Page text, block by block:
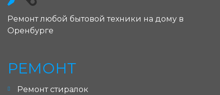
Ремонт любой бытовой техники на дому в
Оренбурге
РЕМОНТ
Ремонт стиралок